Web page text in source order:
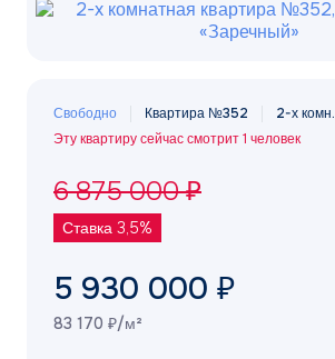
Свободно Квартира №352
2-х комн.
Эту квартиру сейчас смотрит 1 человек
6 875 000 ₽
Ставка 3,5%
5 930 000 ₽
83 170 ₽/м²